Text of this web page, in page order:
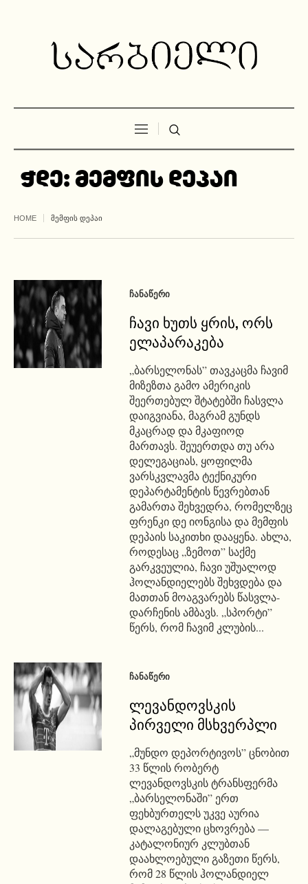
ჭდე:მემფის დეპაი
HOME ᲛᲔᲛᲤᲘᲡ ᲓᲔᲞᲐᲘ
ᲩᲐᲜᲐᲬᲔᲠᲘ
ჩავი ხუთს ყრის, ორს
ელაპარაკება
„ბარსელონას” თავკაცმა ჩავიმ
მიზეზთა გამო ამერიკის
შეერთებულ შტატებში ჩასვლა
დაიგვიანა, მაგრამ გუნდს
მკაცრად და მკაფიოდ
მართავს. შეუერთდა თუ არა
დელეგაციას, ყოფილმა
ვარსკვლავმა ტექნიკური
დეპარტამენტის წევრებთან
გამართა შეხვედრა, რომელზეც
ფრენკი დე იონგისა და მემფის
დეპაის საკითხი დააყენა. ახლა,
როდესაც „ზემოთ” საქმე
გარკვეულია, ჩავი უშუალოდ
ჰოლანდიელებს შეხვდება და
მათთან მოაგვარებს წასვლა-
დარჩენის ამბავს. „სპორტი”
წერს, რომ ჩავიმ კლუბის...
ᲩᲐᲜᲐᲬᲔᲠᲘ
ლევანდოვსკის
პირველი მსხვერპლი
„მუნდო დეპორტივოს” ცნობით
33 წლის რობერტ
ლევანდოვსკის ტრანსფერმა
„ბარსელონაში” ერთ
ფეხბურთელს უკვე აურია
დალაგებული ცხოვრება —
კატალონიურ კლუბთან
დაახლოებული გაზეთი წერს,
რომ 28 წლის ჰოლანდიელ